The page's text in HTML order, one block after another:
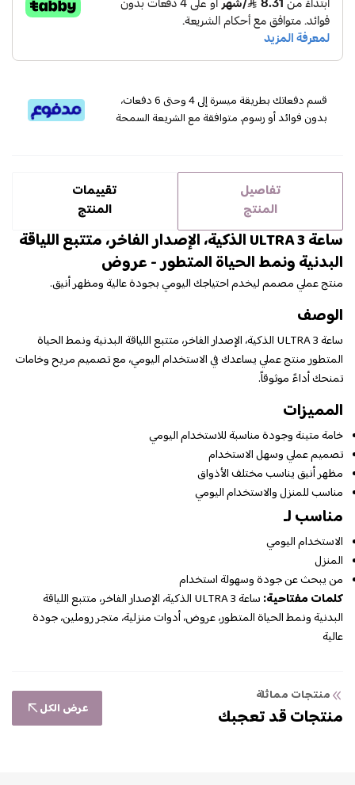
قسم دفعاتك بطريقة ميسرة إلى 4 وحتى 6 دفعات،
بدون فوائد أو رسوم. متوافقة مع الشريعة السمحة
تفاصيل
المنتج
تقييمات
المنتج
ساعة ULTRA 3 الذكية، الإصدار الفاخر، متتبع اللياقة
البدنية ونمط الحياة المتطور - عروض
منتج عملي مصمم ليخدم احتياجك اليومي بجودة عالية ومظهر أنيق.
الوصف
ساعة ULTRA 3 الذكية، الإصدار الفاخر، متتبع اللياقة البدنية ونمط الحياة
المتطور منتج عملي يساعدك في الاستخدام اليومي، مع تصميم مريح وخامات
تمنحك أداءً موثوقاً.
المميزات
خامة متينة وجودة مناسبة للاستخدام اليومي
تصميم عملي وسهل الاستخدام
مظهر أنيق يناسب مختلف الأذواق
مناسب للمنزل والاستخدام اليومي
مناسب لـ
الاستخدام اليومي
المنزل
من يبحث عن جودة وسهولة استخدام
كلمات مفتاحية:
ساعة ULTRA 3 الذكية، الإصدار الفاخر، متتبع اللياقة
البدنية ونمط الحياة المتطور، عروض، أدوات منزلية، متجر روملين، جودة
عالية
منتجات مماثلة
منتجات قد تعجبك عرض الكل